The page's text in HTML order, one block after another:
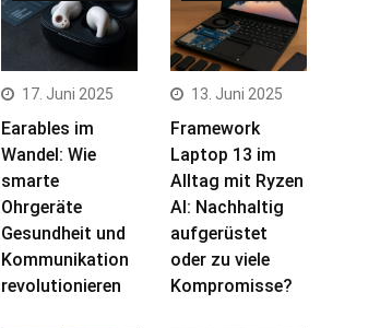
17. Juni 2025
Earables im
Wandel: Wie
smarte
Ohrgeräte
Gesundheit und
Kommunikation
revolutionieren
13. Juni 2025
Framework
Laptop 13 im
Alltag mit Ryzen
AI: Nachhaltig
aufgerüstet
oder zu viele
Kompromisse?